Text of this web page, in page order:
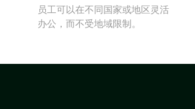
员工可以在不同国家或地区灵活
办公，而不受地域限制。